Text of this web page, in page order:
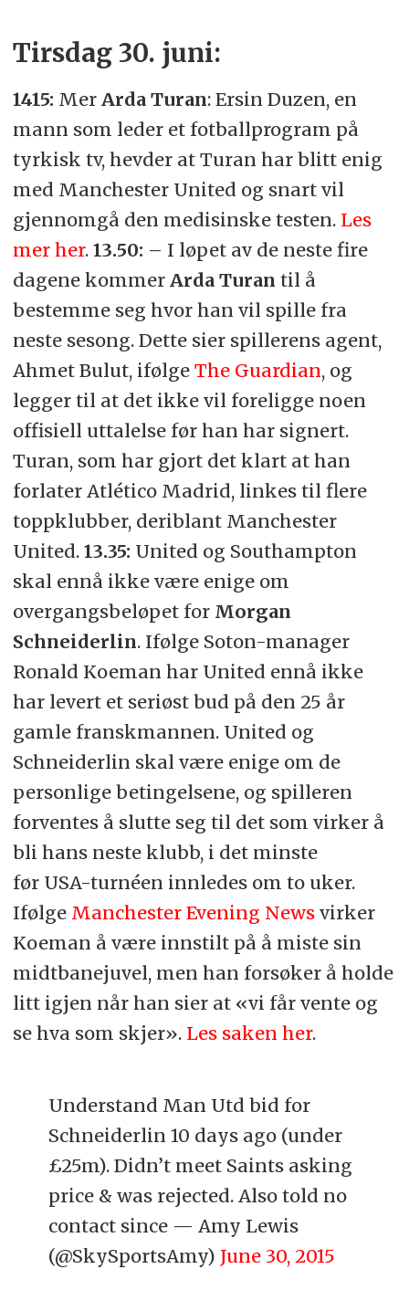
Tirsdag 30. juni:
1415: Mer Arda Turan: Ersin Duzen, en
mann som leder et fotballprogram på
tyrkisk tv, hevder at Turan har blitt enig
med Manchester United og snart vil
gjennomgå den medisinske testen. Les
mer her. 13.50: – I løpet av de neste fire
dagene kommer Arda Turan til å
bestemme seg hvor han vil spille fra
neste sesong. Dette sier spillerens agent,
Ahmet Bulut, ifølge The Guardian, og
legger til at det ikke vil foreligge noen
offisiell uttalelse før han har signert.
Turan, som har gjort det klart at han
forlater Atlético Madrid, linkes til flere
toppklubber, deriblant Manchester
United. 13.35: United og Southampton
skal ennå ikke være enige om
overgangsbeløpet for Morgan
Schneiderlin. Ifølge Soton-manager
Ronald Koeman har United ennå ikke
har levert et seriøst bud på den 25 år
gamle franskmannen. United og
Schneiderlin skal være enige om de
personlige betingelsene, og spilleren
forventes å slutte seg til det som virker å
bli hans neste klubb, i det minste
før USA-turnéen innledes om to uker.
Ifølge Manchester Evening Newsvirker
Koeman å være innstilt på å miste sin
midtbanejuvel, men han forsøker å holde
litt igjen når han sier at «vi får vente og
se hva som skjer». Les saken her.
Understand Man Utd bid for
Schneiderlin 10 days ago (under
£25m). Didn’t meet Saints asking
price & was rejected. Also told no
contact since — Amy Lewis
(@SkySportsAmy) June 30, 2015